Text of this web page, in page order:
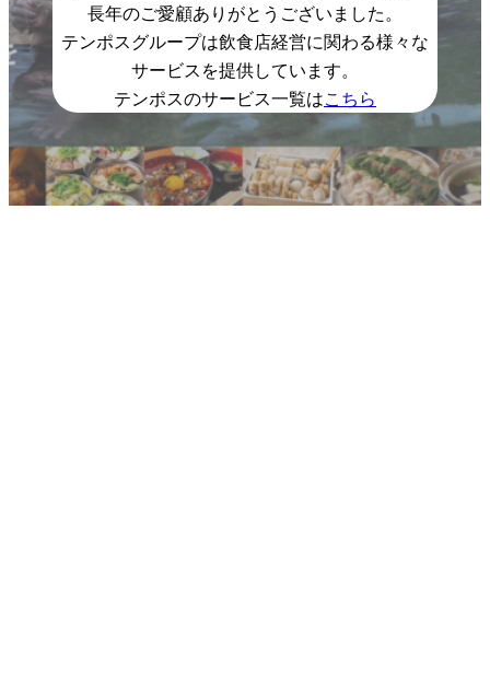
長年のご愛顧ありがとうございました。
テンポスグループは飲食店経営に関わる様々な
サービスを提供しています。
テンポスのサービス一覧はこちら